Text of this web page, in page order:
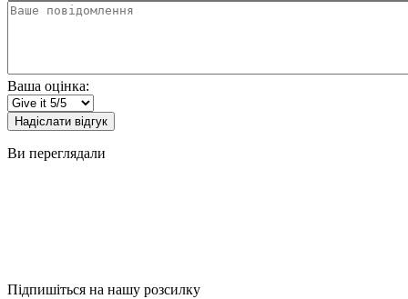
Ваше
Ваша оцінка:
Надіслати відгук
Ви переглядали
Підпишіться на нашу розсилку